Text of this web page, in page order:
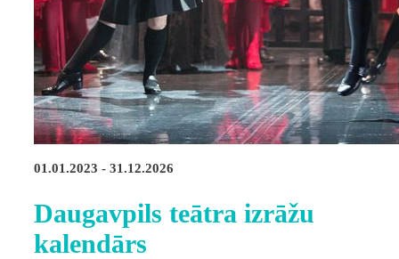
01.01.2023 - 31.12.2026
Daugavpils teātra izrāžu
kalendārs